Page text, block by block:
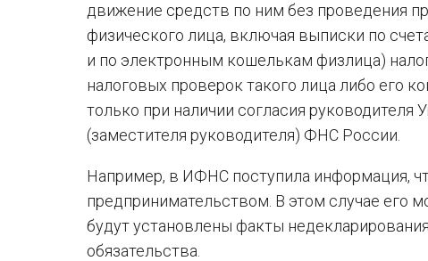
движение средств по ним без проведения
физического лица, включая выписки по
и по электронным кошелькам физлица)
налоговых проверок такого лица либо его
только при наличии согласия
(заместителя руководителя) ФНС России.
Например, в ИФНС поступила информация,
предпринимательством. В этом случае его
будут установлены факты
обязательства.